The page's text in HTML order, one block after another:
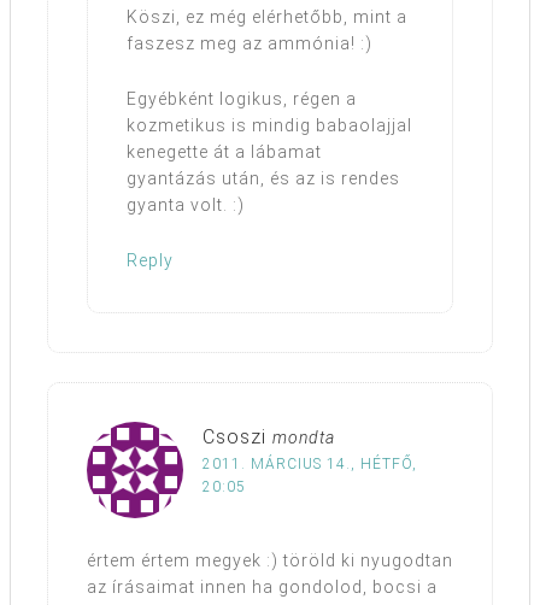
Köszi, ez még elérhetőbb, mint a
faszesz meg az ammónia! :)
Egyébként logikus, régen a
kozmetikus is mindig babaolajjal
kenegette át a lábamat
gyantázás után, és az is rendes
gyanta volt. :)
Reply
Csoszi mondta
2011. MÁRCIUS 14., HÉTFŐ,
20:05
értem értem megyek :) töröld ki nyugodtan
az írásaimat innen ha gondolod, bocsi a